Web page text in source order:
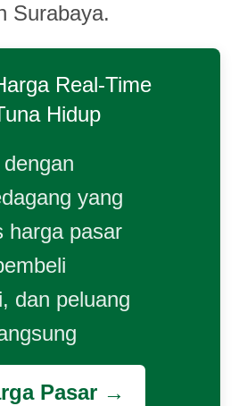
Surabaya.
Real-Time
Hidup
yang
harga pasar
dan peluang
Pasar →